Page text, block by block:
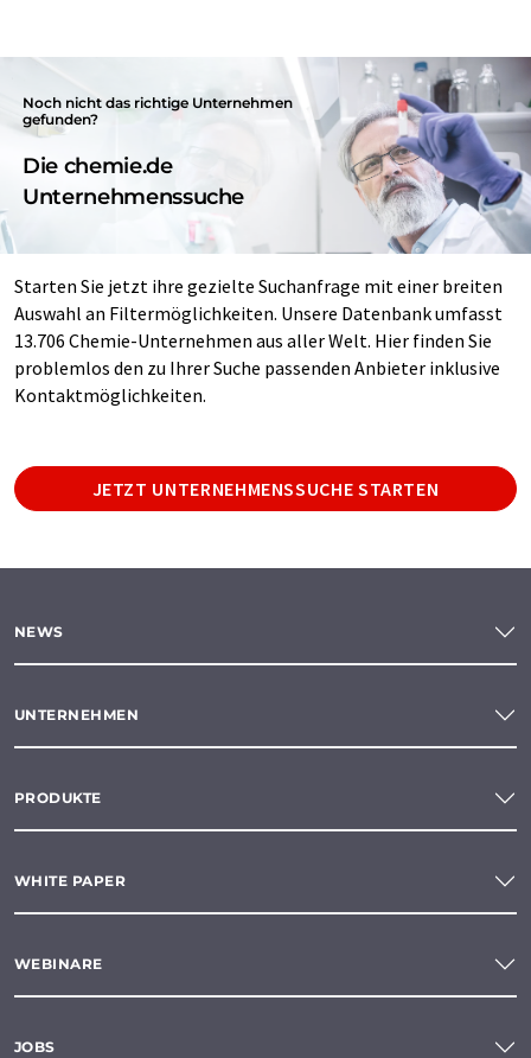
Noch nicht das richtige Unternehmen
gefunden?
Die chemie.de
Unternehmenssuche
Starten Sie jetzt ihre gezielte Suchanfrage mit einer breiten
Auswahl an Filtermöglichkeiten. Unsere Datenbank umfasst
13.706 Chemie-Unternehmen aus aller Welt. Hier finden Sie
problemlos den zu Ihrer Suche passenden Anbieter inklusive
Kontaktmöglichkeiten.
JETZT UNTERNEHMENSSUCHE STARTEN
NEWS
UNTERNEHMEN
PRODUKTE
WHITE PAPER
WEBINARE
JOBS